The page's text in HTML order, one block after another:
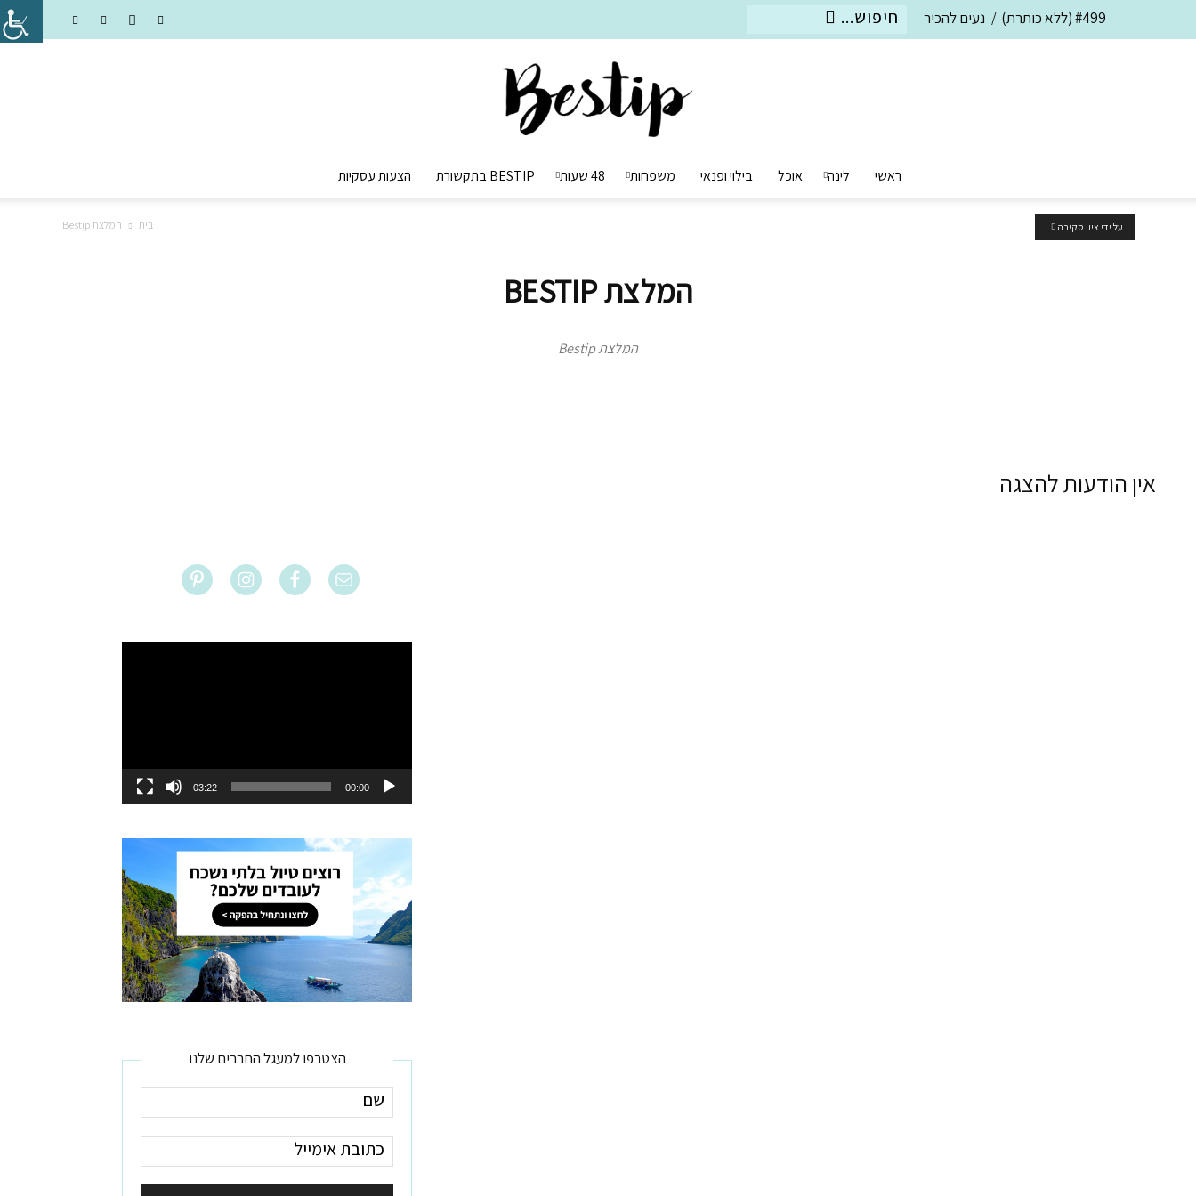
#499 (ללא כותרת) נעים להכיר
ראשי לינה אוכל בילוי ופנאי משפחות 48 שעות BESTIP בתקשורת הצעות עסקיות
בית המלצת Bestip
המלצת BESTIP
המלצת Bestip
על ידי ציון סקירה
אין הודעות להצגה
00:00
03:22
הצטרפו למעגל החברים שלנו